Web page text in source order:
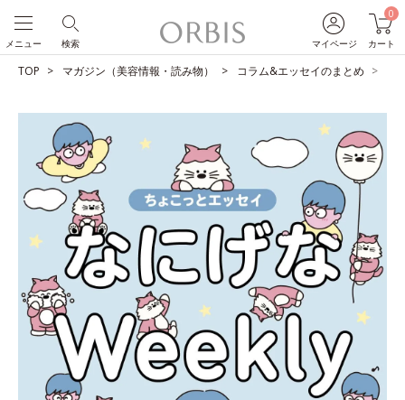
マイページ
0
カート
検索
メニュー
TOP マガジン（美容情報・読み物） コラム&エッセイのまとめ